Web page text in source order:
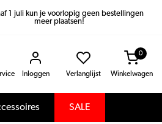
1 juli kun je voorlopig geen bestellingen
meer plaatsen!
Inloggen Verlanglijst Winkelwagen
0
SALE